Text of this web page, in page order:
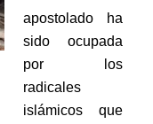
apostolado ha
sido ocupada
por los
radicales
islámicos que